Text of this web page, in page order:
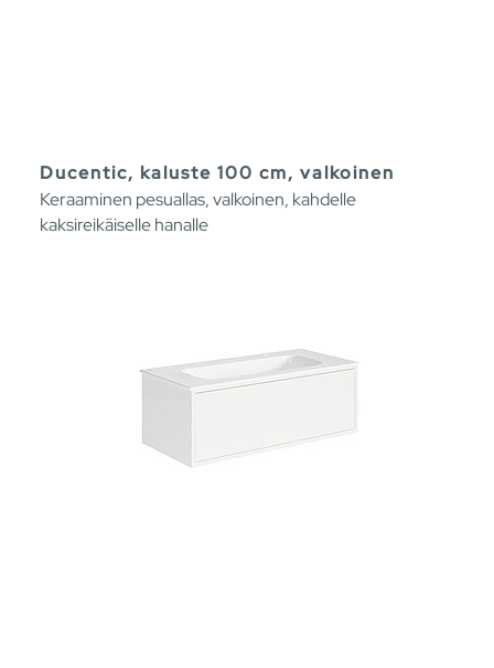
Ducentic, kaluste 100 cm, valkoinen
Keraaminen pesuallas, valkoinen, kahdelle
kaksireikäiselle hanalle